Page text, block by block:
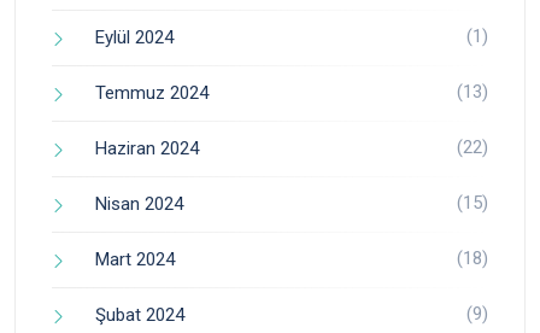
Eylül 2024 (1)
Temmuz 2024 (13)
Haziran 2024 (22)
Nisan 2024 (15)
Mart 2024 (18)
Şubat 2024 (9)